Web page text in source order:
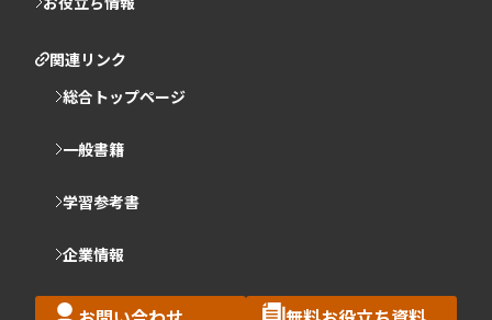
関連リンク
総合トップページ
一般書籍
学習参考書
企業情報